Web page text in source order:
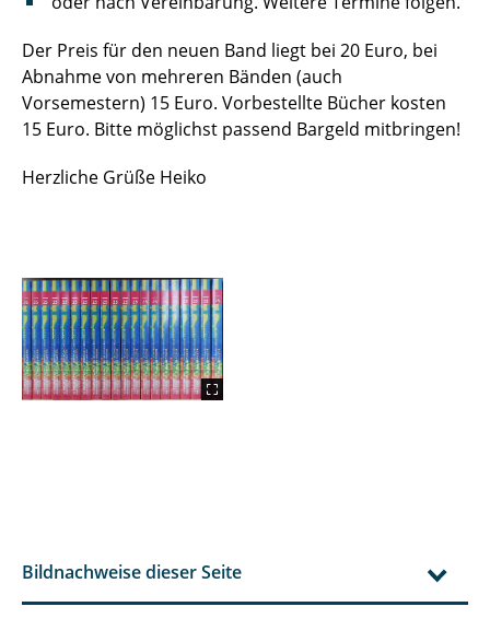
Der Preis für den neuen Band liegt bei 20 Euro, bei
Abnahme von mehreren Bänden (auch
Vorsemestern) 15 Euro. Vorbestellte Bücher kosten
15 Euro. Bitte möglichst passend Bargeld mitbringen!
Herzliche Grüße Heiko
Bildnachweise dieser Seite